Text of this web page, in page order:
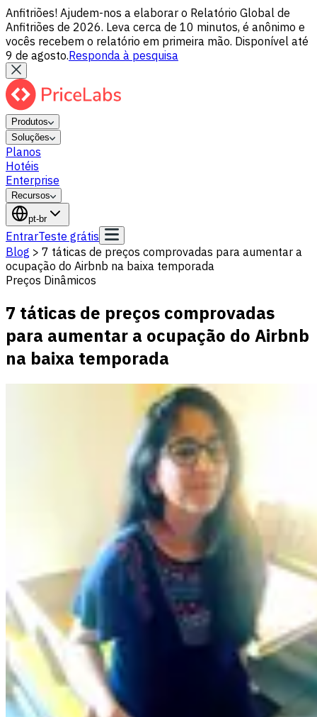
Anfitriões! Ajudem-nos a elaborar o Relatório Global de
Anfitriões de 2026. Leva cerca de 10 minutos, é anônimo e
vocês recebem o relatório em primeira mão. Disponível até
9 de agosto.Responda à pesquisa
Produtos
Soluções
Planos
Hotéis
Enterprise
Recursos
pt-br
EntrarTeste grátis
Blog > 7 táticas de preços comprovadas para aumentar a
ocupação do Airbnb na baixa temporada
Preços Dinâmicos
7 táticas de preços comprovadas
para aumentar a ocupação do Airbnb
na baixa temporada